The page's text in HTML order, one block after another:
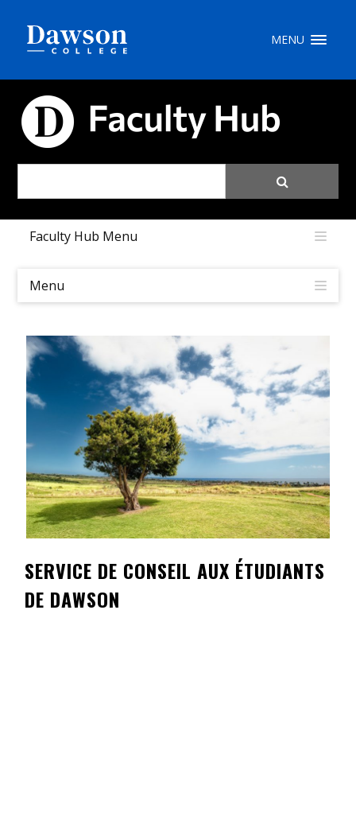
MENU
Faculty Hub Menu
Menu
SERVICE DE CONSEIL AUX ÉTUDIANTS
DE DAWSON
portail My Dawson///
Carrières
Liens rapides
Contact
Outils
Liens
Menu principal